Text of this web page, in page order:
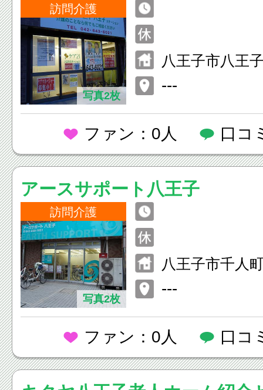
訪問介護
写真2枚
八王子市八王
---
ファン：0人 口コ
アースサポート八王子
訪問介護
写真2枚
八王子市千人
---
ファン：0人 口コ